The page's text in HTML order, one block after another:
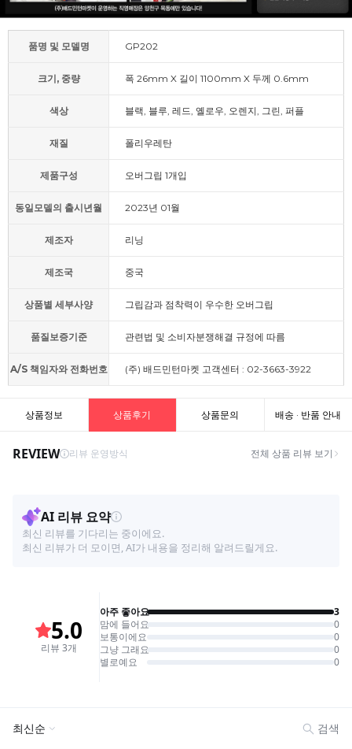
품명 및 모델명 GP202
크기, 중량 폭 26mm X 길이 1100mm X 두께 0.6mm
색상 블랙, 블루, 레드, 옐로우, 오렌지, 그린, 퍼플
재질 폴리우레탄
제품구성 오버그립 1개입
동일모델의 출시년월 2023년 01월
제조자 리닝
제조국 중국
상품별 세부사양 그립감과 점착력이 우수한 오버그립
품질보증기준 관련법 및 소비자분쟁해결 규정에 따름
A/S 책임자와 전화번호 (주) 배드민턴마켓 고객센터 : 02-3663-3922
상품정보 상품후기 상품문의 배송 · 반품 안내